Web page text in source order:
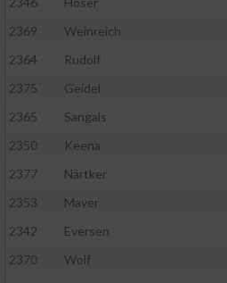
2369
Weinreich
2364
Rudolf
2375
Geidel
2365
Sangals
2350
Keena
2377
Närtker
2353
Mayer
2342
Eversen
2370
Wolf